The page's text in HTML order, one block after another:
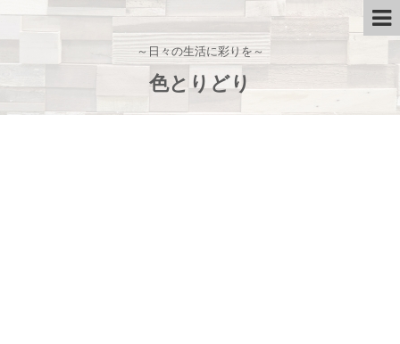
～日々の生活に彩りを～
色とりどり